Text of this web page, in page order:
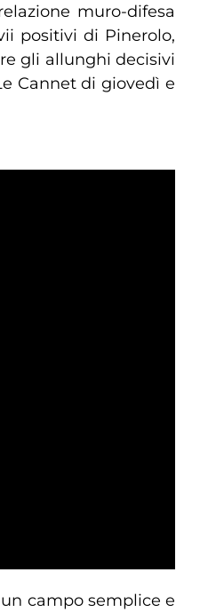
muro-difesa
positivi di Pinerolo,
gli allunghi decisivi
Cannet di giovedì e
campo semplice e